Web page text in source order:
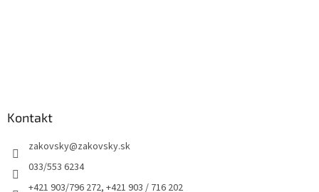
Kontakt
zakovsky@zakovsky.sk
033/553 6234
+421 903/796 272, +421 903 / 716 202